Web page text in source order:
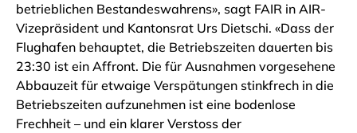
betrieblichen Bestandeswahrens», sagt FAIR in AIR-
Vizepräsident und Kantonsrat Urs Dietschi. «Dass der
Flughafen behauptet, die Betriebszeiten dauerten bis
23:30 ist ein Affront. Die für Ausnahmen vorgesehene
Abbauzeit für etwaige Verspätungen stinkfrech in die
Betriebszeiten aufzunehmen ist eine bodenlose
Frechheit – und ein klarer Verstoss der